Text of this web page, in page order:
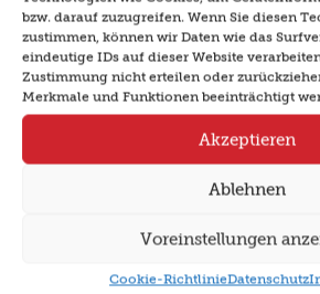
bzw. darauf zuzugreifen. Wenn Sie diesen
zustimmen, können wir Daten wie das
eindeutige IDs auf dieser Website
Zustimmung nicht erteilen oder
Merkmale und Funktionen beeinträchtigt
Akzeptieren
Ablehnen
Voreinstellungen
Cookie-RichtlinieDatenschutz
Sommersalat mit Mozzarella